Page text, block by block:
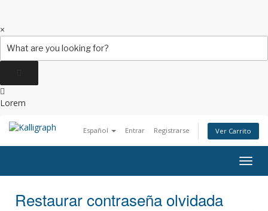
for:
×
Lorem
Español Entrar Registrarse Ver Carrito
Restaurar contraseña olvidada